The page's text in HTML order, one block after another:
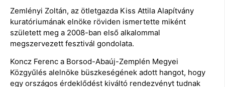
Zemlényi Zoltán, az ötletgazda Kiss Attila Alapítvány
kuratóriumának elnöke röviden ismertette miként
született meg a 2008-ban első alkalommal
megszervezett fesztivál gondolata.
Koncz Ferenc a Borsod-Abaúj-Zemplén Megyei
Közgyűlés alelnöke büszkeségének adott hangot, hogy
egy országos érdeklődést kiváltó rendezvényt tudnak